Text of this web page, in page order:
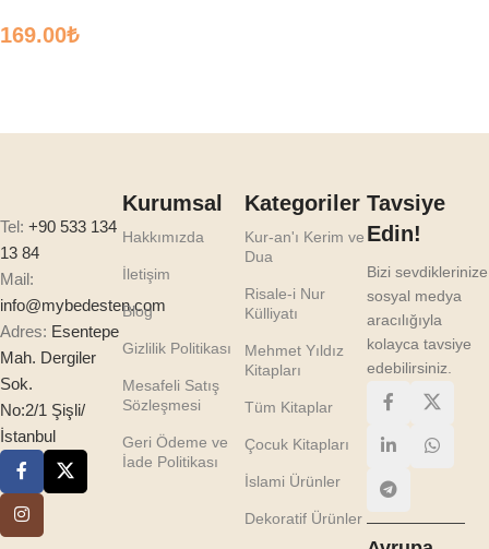
169.00₺
Tel: +90 533 134
13 84
Mail:
info@mybedesten.com
Adres: Esentepe
Mah. Dergiler
Sok.
No:2/1 Şişli/
İstanbul
Kurumsal
Hakkımızda
İletişim
Blog
Gizlilik Politikası
Mesafeli Satış
Sözleşmesi
Geri Ödeme ve
İade Politikası
Kategoriler
Kur-an'ı Kerim ve
Dua
Risale-i Nur
Külliyatı
Mehmet Yıldız
Kitapları
Tüm Kitaplar
Çocuk Kitapları
İslami Ürünler
Dekoratif Ürünler
Tavsiye
Edin!
Bizi sevdiklerinize
sosyal medya
aracılığıyla
kolayca tavsiye
edebilirsiniz.